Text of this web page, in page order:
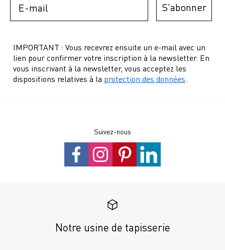
S'abonner
IMPORTANT : Vous recevrez ensuite un e-mail avec un
lien pour confirmer votre inscription à la newsletter. En
vous inscrivant à la newsletter, vous acceptez les
dispositions relatives à la protection des données.
Suivez-nous
Notre usine de tapisserie